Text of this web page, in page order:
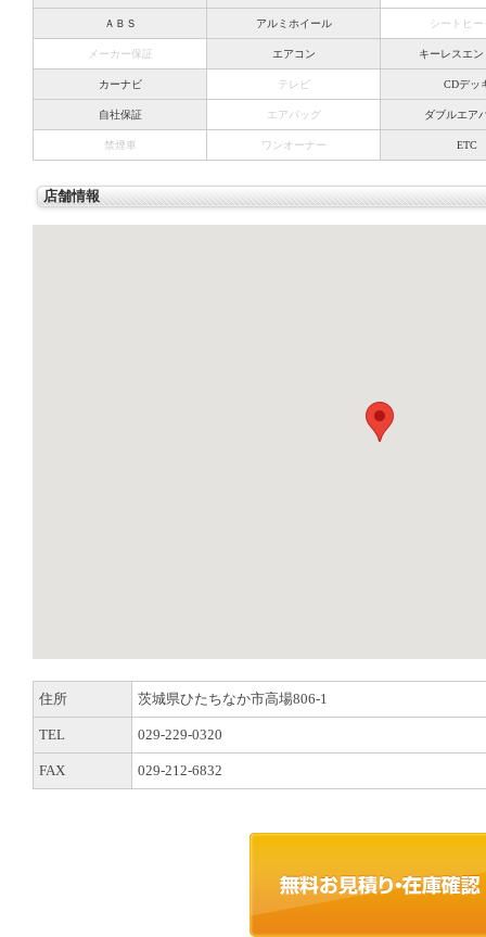
ＡＢＳ アルミホイール シートヒー
メーカー保証 エアコン キーレスエン
カーナビ テレビ CDデッ
自社保証 エアバッグ ダブルエア
禁煙車 ワンオーナー ETC
店舗情報
住所 茨城県ひたちなか市高場806-1
TEL 029-229-0320
FAX 029-212-6832